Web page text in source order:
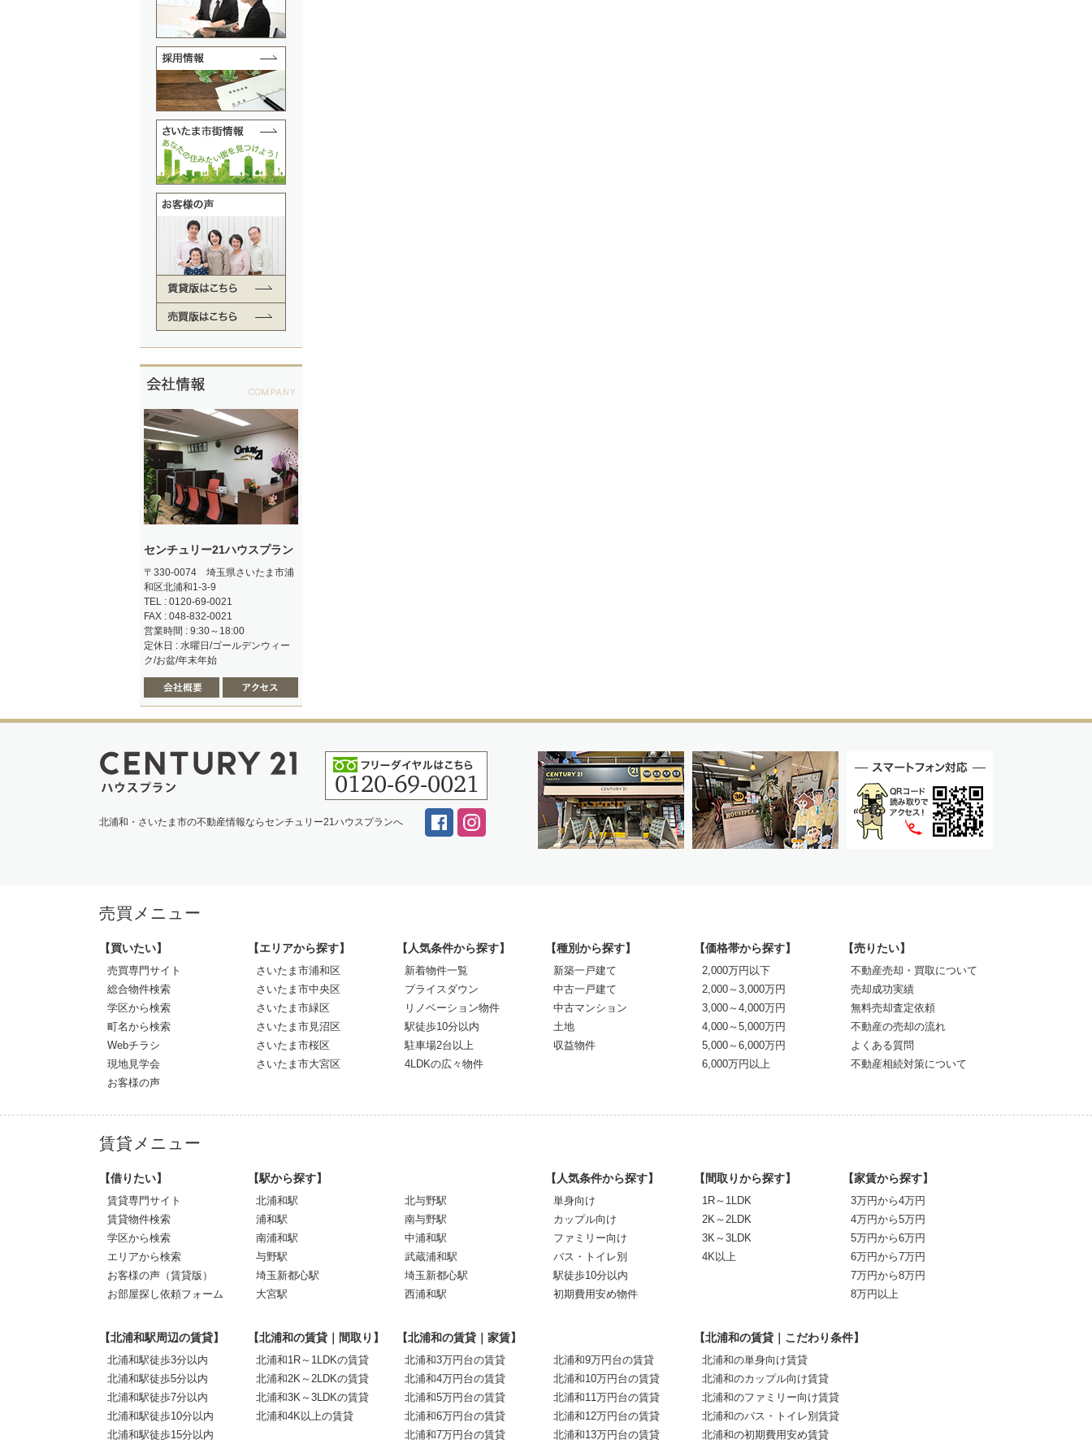
センチュリー21ハウスプラン
〒330-0074 埼玉県さいたま市浦
和区北浦和1-3-9
TEL : 0120-69-0021
FAX : 048-832-0021
営業時間 : 9:30～18:00
定休日 : 水曜日/ゴールデンウィー
ク/お盆/年末年始
北浦和・さいたま市の不動産情報ならセンチュリー21ハウスプランへ
売買メニュー
【買いたい】
売買専門サイト
総合物件検索
学区から検索
町名から検索
Webチラシ
現地見学会
お客様の声
【エリアから探す】
さいたま市浦和区
さいたま市中央区
さいたま市緑区
さいたま市見沼区
さいたま市桜区
さいたま市大宮区
【人気条件から探す】
新着物件一覧
プライスダウン
リノベーション物件
駅徒歩10分以内
駐車場2台以上
4LDKの広々物件
【種別から探す】
新築一戸建て
中古一戸建て
中古マンション
土地
収益物件
【価格帯から探す】
2,000万円以下
2,000～3,000万円
3,000～4,000万円
4,000～5,000万円
5,000～6,000万円
6,000万円以上
【売りたい】
不動産売却・買取について
売却成功実績
無料売却査定依頼
不動産の売却の流れ
よくある質問
不動産相続対策について
賃貸メニュー
【借りたい】
賃貸専門サイト
賃貸物件検索
学区から検索
エリアから検索
お客様の声（賃貸版）
お部屋探し依頼フォーム
【駅から探す】
北浦和駅
浦和駅
南浦和駅
与野駅
埼玉新都心駅
大宮駅
北与野駅
南与野駅
中浦和駅
武蔵浦和駅
埼玉新都心駅
西浦和駅
【人気条件から探す】
単身向け
カップル向け
ファミリー向け
バス・トイレ別
駅徒歩10分以内
初期費用安め物件
【間取りから探す】
1R～1LDK
2K～2LDK
3K～3LDK
4K以上
【家賃から探す】
3万円から4万円
4万円から5万円
5万円から6万円
6万円から7万円
7万円から8万円
8万円以上
【北浦和駅周辺の賃貸】
北浦和駅徒歩3分以内
北浦和駅徒歩5分以内
北浦和駅徒歩7分以内
北浦和駅徒歩10分以内
北浦和駅徒歩15分以内
【北浦和の賃貸｜間取り】
北浦和1R～1LDKの賃貸
北浦和2K～2LDKの賃貸
北浦和3K～3LDKの賃貸
北浦和4K以上の賃貸
【北浦和の賃貸｜家賃】
北浦和3万円台の賃貸
北浦和4万円台の賃貸
北浦和5万円台の賃貸
北浦和6万円台の賃貸
北浦和7万円台の賃貸
北浦和9万円台の賃貸
北浦和10万円台の賃貸
北浦和11万円台の賃貸
北浦和12万円台の賃貸
北浦和13万円台の賃貸
【北浦和の賃貸｜こだわり条件】
北浦和の単身向け賃貸
北浦和のカップル向け賃貸
北浦和のファミリー向け賃貸
北浦和のバス・トイレ別賃貸
北浦和の初期費用安め賃貸